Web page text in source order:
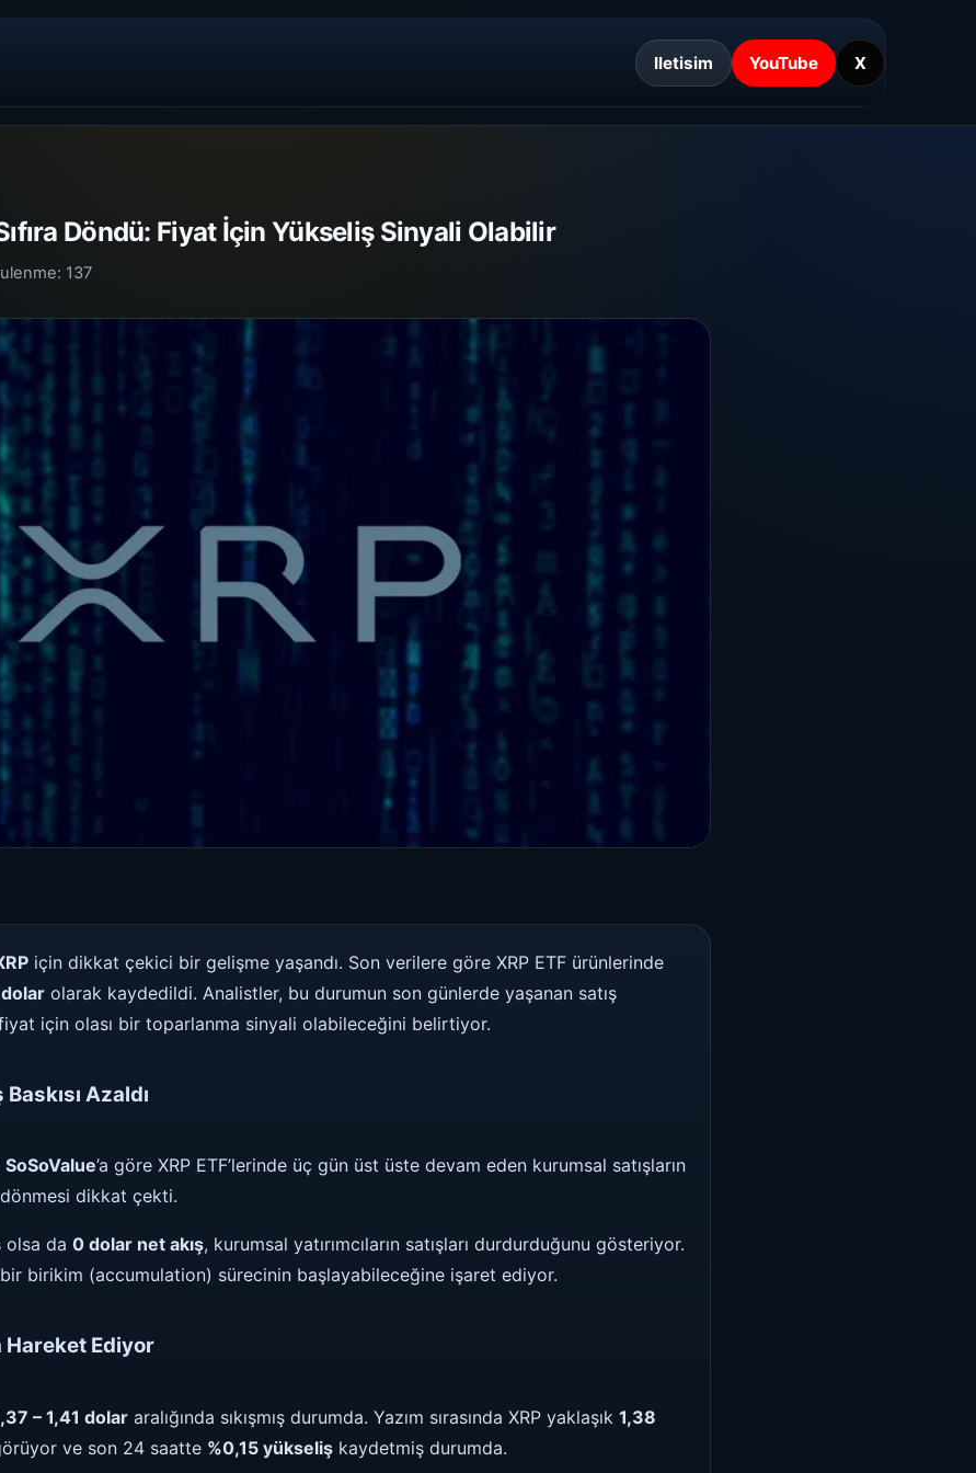
Iletisim YouTube X
Döndü: Fiyat İçin Yükseliş Sinyali Olabilir
137
için dikkat çekici bir gelişme yaşandı. Son verilere göre XRP ETF ürünlerinde
olarak kaydedildi. Analistler, bu durumun son günlerde yaşanan satış
fiyat için olası bir toparlanma sinyali olabileceğini belirtiyor.
Azaldı
SoSoValue’a göre XRP ETF’lerinde üç gün üst üste devam eden kurumsal satışların
dönmesi dikkat çekti.
olsa da 0 dolar net akış, kurumsal yatırımcıların satışları durdurduğunu gösteriyor.
birikim (accumulation) sürecinin başlayabileceğine işaret ediyor.
Hareket Ediyor
– 1,41 dolar aralığında sıkışmış durumda. Yazım sırasında XRP yaklaşık 1,38
ve son 24 saatte %0,15 yükseliş kaydetmiş durumda.